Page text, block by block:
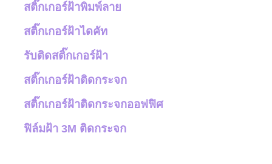
สติ๊กเกอร์ฝ้าพิมพ์ลาย
สติ๊กเกอร์ฝ้าไดคัท
รับติดสติ๊กเกอร์ฝ้า
สติ๊กเกอร์ฝ้าติดกระจก
สติ๊กเกอร์ฝ้าติดกระจกออฟฟิศ
ฟิล์มฝ้า 3M ติดกระจก